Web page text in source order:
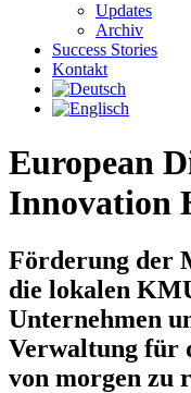
Updates
Archiv
Success Stories
Kontakt
European
Innovation
Förderung der
die lokalen
Unternehmen
Verwaltung für
von morgen zu